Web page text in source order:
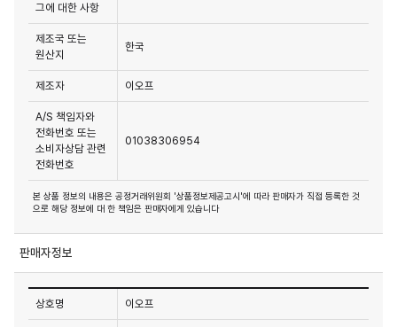
그에 대한 사항
제조국 또는
원산지
한국
제조자 이오프
A/S 책임자와
전화번호 또는
소비자상담 관련
전화번호
01038306954
본 상품 정보의 내용은 공정거래위원회 '상품정보제공고시'에 따라 판매자가 직접 등록한 것
으로 해당 정보에 대 한 책임은 판매자에게 있습니다
판매자정보
상호명 이오프